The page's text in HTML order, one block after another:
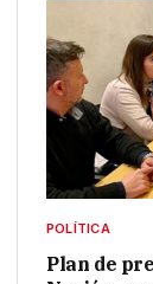
POLÍTICA
Plan de